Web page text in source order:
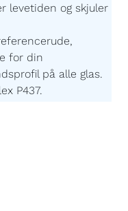
levetiden og skjuler
for din
på alle glas.
P437.